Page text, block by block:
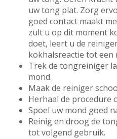
uw tong plat. Zorg
goed contact maakt
zult u op dit moment
doet, leert u de
kokhalsreactie tot een
Trek de tongreiniger
mond.
Maak de reiniger
Herhaal de procedure
Spoel uw mond goed
Reinig en droog de
tot volgend gebruik.